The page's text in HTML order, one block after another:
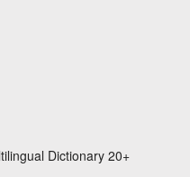
Dictionary 20+